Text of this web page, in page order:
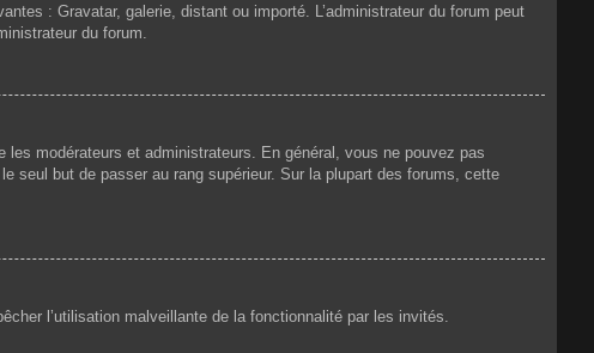
: Gravatar, galerie, distant ou importé. L’administrateur du forum peut
du forum.
modérateurs et administrateurs. En général, vous ne pouvez pas
seul but de passer au rang supérieur. Sur la plupart des forums, cette
l’utilisation malveillante de la fonctionnalité par les invités.